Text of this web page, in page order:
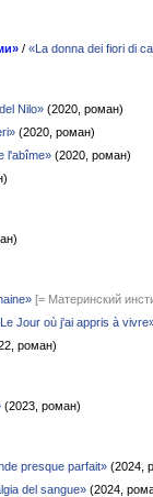
/ «La donna dei fiori di
Nilo» (2020, роман)
(2020, роман)
l'abîme» (2020, роман)
[= Материнский
Jour où j'ai appris à
роман)
(2023, роман)
presque parfait» (2024,
del sangue» (2024,